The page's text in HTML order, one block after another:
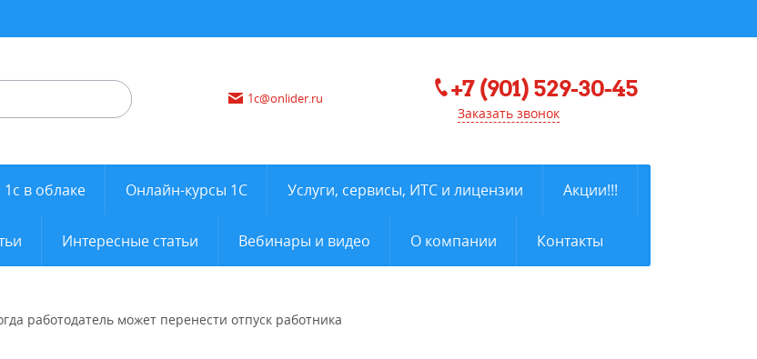
1c@onlider.ru +7 (901) 529-30-45
Заказать звонок
1с в облаке Онлайн-курсы 1С Услуги, сервисы, ИТС и лицензии Акции!!!
Интересные статьи Вебинары и видео О компании Контакты
работодатель может перенести отпуск работника